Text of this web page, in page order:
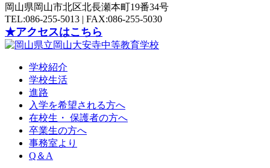
岡山県岡山市北区北長瀬本町19番34号
TEL:086-255-5013 | FAX:086-255-5030
★アクセスはこちら
学校紹介
学校生活
進路
入学を希望される方へ
在校生・ 保護者の方へ
卒業生の方へ
事務室より
Q＆A